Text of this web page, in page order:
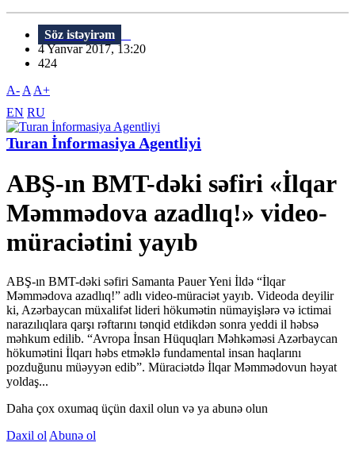
Söz istəyirəm
4 Yanvar 2017, 13:20
424
A- A A+
EN RU
Turan İnformasiya Agentliyi
ABŞ-ın BMT-dəki səfiri «İlqar
Məmmədova azadlıq!» video-
müraciətini yayıb
ABŞ-ın BMT-dəki səfiri Samanta Pauer Yeni İldə “İlqar
Məmmədova azadlıq!” adlı video-müraciət yayıb. Videoda deyilir
ki, Azərbaycan müxalifət lideri hökumətin nümayişlərə və ictimai
narazılıqlara qarşı rəftarını tənqid etdikdən sonra yeddi il həbsə
məhkum edilib. “Avropa İnsan Hüquqları Məhkəməsi Azərbaycan
hökumətini İlqarı həbs etməklə fundamental insan haqlarını
pozduğunu müəyyən edib”. Müraciətdə İlqar Məmmədovun həyat
yoldaş...
Daha çox oxumaq üçün daxil olun və ya abunə olun
Daxil ol Abunə ol